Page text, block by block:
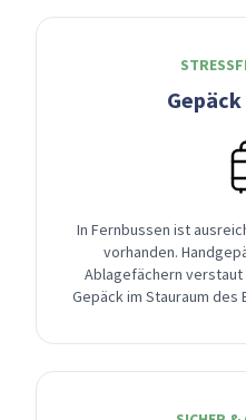
In Fernbussen ist
vorhanden.
Ablagefächern
Gepäck im Stauraum